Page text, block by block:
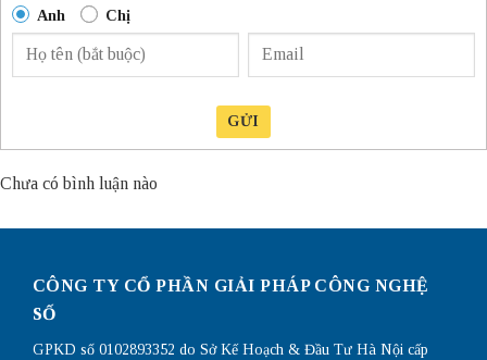
Anh Chị
GỬI
Chưa có bình luận nào
CÔNG TY CỔ PHẦN GIẢI PHÁP CÔNG NGHỆ
SỐ
GPKD số 0102893352 do Sở Kế Hoạch & Đầu Tư Hà Nội cấp